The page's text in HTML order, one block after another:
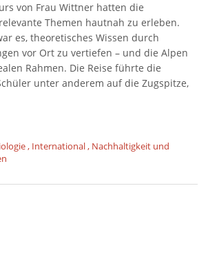
von Frau Wittner hatten die
Themen hautnah zu erleben.
es, theoretisches Wissen durch
vor Ort zu vertiefen – und die Alpen
Rahmen. Die Reise führte die
unter anderem auf die Zugspitze,
, International, Nachhaltigkeit und